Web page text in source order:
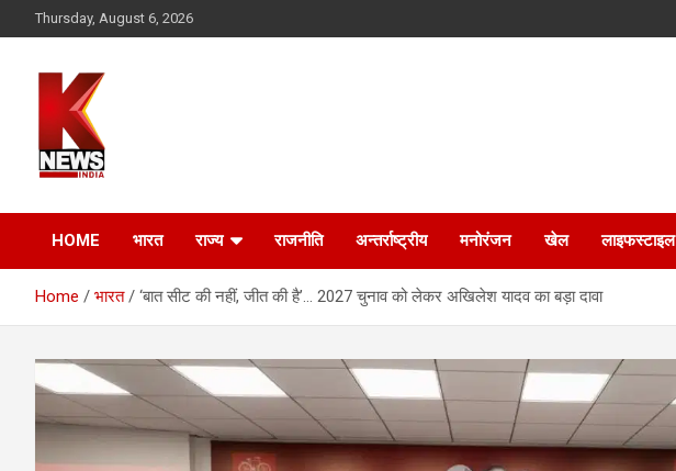
to
Thursday, August 6, 2026
HOME भारत राज्य राजनीति अन्तर्राष्ट्रीय मनोरंजन खेल लाइफस्टाइल
Home भारत ‘बात सीट की नहीं, जीत की है’… 2027 चुनाव को लेकर अखिलेश यादव का बड़ा दावा